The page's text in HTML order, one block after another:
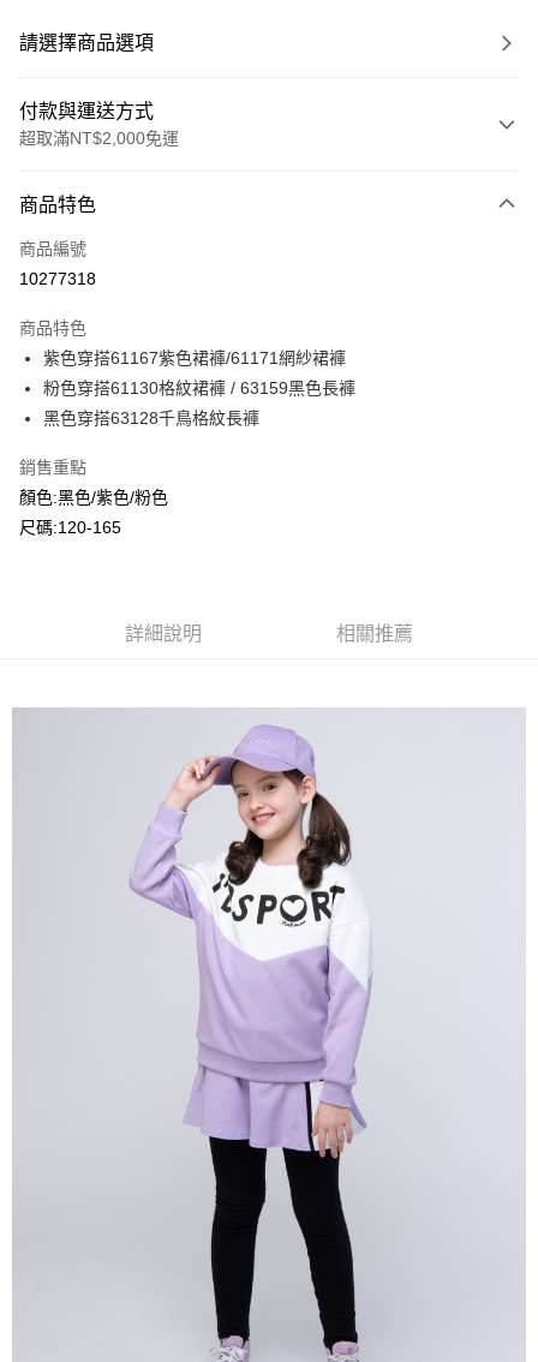
請選擇商品選項
付款與運送方式
超取滿NT$2,000免運
信用卡一次付款
超商取貨付款
Apple Pay
Google Pay
運送方式
全家付款取貨
每筆NT$80，滿NT$2,000(含以上)免運費
每筆NT$80，滿NT$2,000(含以上)免運費
每筆NT$80，滿NT$2,000(含以上)免運費
每筆NT$80，滿NT$2,000(含以上)免運費
商品特色
商品編號
10277318
商品特色
紫色穿搭61167紫色裙褲/61171網紗裙褲
粉色穿搭61130格紋裙褲 / 63159黑色長褲
黑色穿搭63128千鳥格紋長褲
銷售重點
顏色:黑色/紫色/粉色
尺碼:120-165
詳細說明 相關推薦